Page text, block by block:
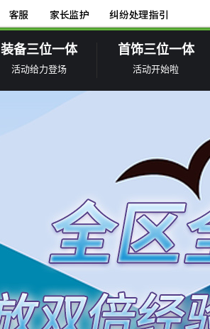
装备三位一体
活动给力登场
首饰三位一体
活动开始啦